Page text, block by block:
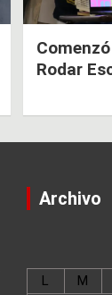
Rodar
Archivo
L M